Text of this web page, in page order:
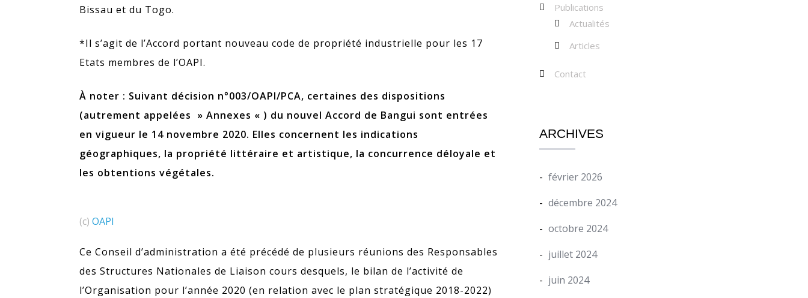
Bissau et du Togo.
*Il s’agit de l’Accord portant nouveau code de propriété industrielle pour les 17
Etats membres de l’OAPI.
À noter : Suivant décision n°003/OAPI/PCA, certaines des dispositions
(autrement appelées » Annexes « ) du nouvel Accord de Bangui sont entrées
en vigueur le 14 novembre 2020. Elles concernent les indications
géographiques, la propriété littéraire et artistique, la concurrence déloyale et
les obtentions végétales.
(c) OAPI
Ce Conseil d’administration a été précédé de plusieurs réunions des Responsables
des Structures Nationales de Liaison cours desquels, le bilan de l’activité de
l’Organisation pour l’année 2020 (en relation avec le plan stratégique 2018-2022)
Publications
Actualités
Articles
Contact
ARCHIVES
février 2026
décembre 2024
octobre 2024
juillet 2024
juin 2024